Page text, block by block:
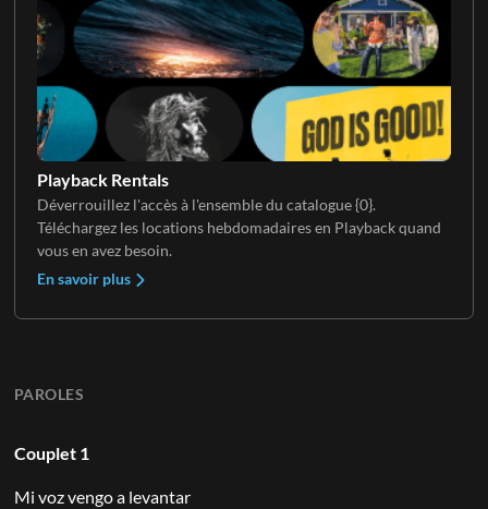
Playback Rentals
Déverrouillez l'accès à l'ensemble du catalogue {0}.
Téléchargez les locations hebdomadaires en Playback quand
vous en avez besoin.
En savoir plus
PAROLES
Couplet 1
Mi voz vengo a levantar